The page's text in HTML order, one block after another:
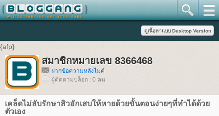
{afp}
สมาชิกหมายเลข 8366468
ฝากข้อความหลังไมค์
ผู้ติดตามบล็อก : 0 คน
เคล็ดไม่ลับรักษาสิวอักเสบให้หายด้วยขั้นตอนง่ายๆที่ทำได้ด้วย
ตัวเอง